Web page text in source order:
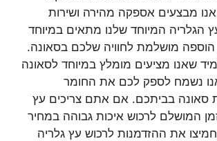
מבצעים אספקה מהירה ושירות
הגלריה המיוחד שלנו מתאים במיוחד
הוספה מושלמת לחוויה שלכם בסאונה.
שאנו מציעים מומלץ במיוחד לסאונה
נשמח לספק לכם את החומר
סאונה בביתכם. אם אתם צריכים עץ
המושלם לרכוש איכות גבוהה במחיר
את ההזדמנות לרכוש עץ גלריה